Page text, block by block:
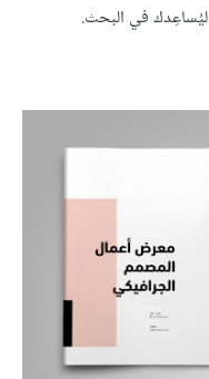
ليُساعِدك في البحث.